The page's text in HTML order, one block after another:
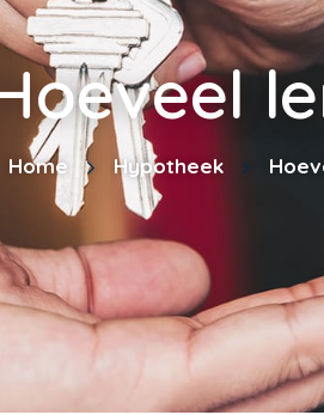
Home Hypotheek